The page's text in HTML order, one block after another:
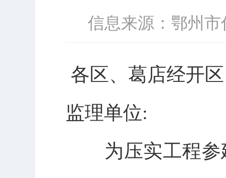
信息来源：鄂州市
各区、葛店经开
监理单位:
为压实工程